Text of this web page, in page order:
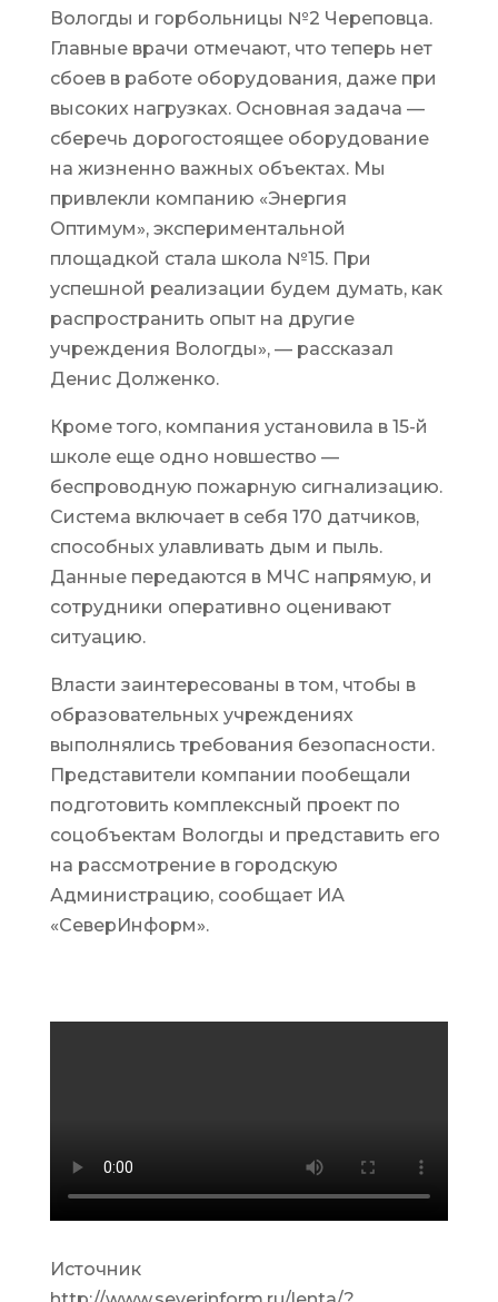
Вологды и горбольницы №2 Череповца.
Главные врачи отмечают, что теперь нет
сбоев в работе оборудования, даже при
высоких нагрузках. Основная задача —
сберечь дорогостоящее оборудование
на жизненно важных объектах. Мы
привлекли компанию «Энергия
Оптимум», экспериментальной
площадкой стала школа №15. При
успешной реализации будем думать, как
распространить опыт на другие
учреждения Вологды», — рассказал
Денис Долженко.
Кроме того, компания установила в 15-й
школе еще одно новшество —
беспроводную пожарную сигнализацию.
Система включает в себя 170 датчиков,
способных улавливать дым и пыль.
Данные передаются в МЧС напрямую, и
сотрудники оперативно оценивают
ситуацию.
Власти заинтересованы в том, чтобы в
образовательных учреждениях
выполнялись требования безопасности.
Представители компании пообещали
подготовить комплексный проект по
соцобъектам Вологды и представить его
на рассмотрение в городскую
Администрацию, сообщает ИА
«СеверИнформ».
Источник